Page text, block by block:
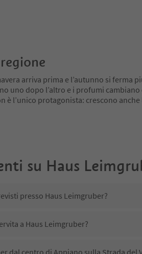
arriva prima e l’autunno si ferma
uno dopo l’altro e i profumi
è l’unico protagonista: crescono
su Haus
presso Haus Leimgruber?
a Haus Leimgruber?